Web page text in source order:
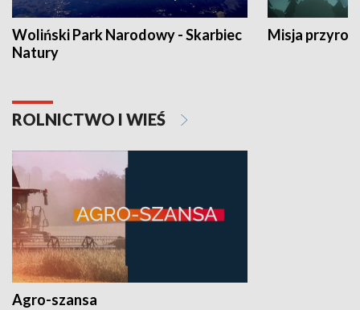
Woliński Park Narodowy - Skarbiec
Natury
Misja
ROLNICTWO I WIEŚ
Agro-szansa